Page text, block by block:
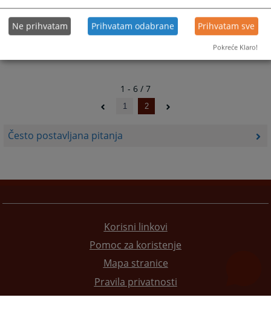
Često postavljana pitanja
for
changing
for
changing
1 - 6 / 7
1 2
Korisni linkovi
Pomoc za koristenje
Mapa stranice
Pravila privatnosti
Ne prihvatam Prihvatam odabrane Prihvatam sve
Pokreće Klaro!